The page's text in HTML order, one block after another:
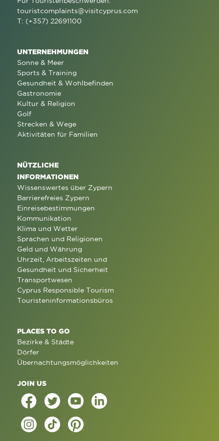
touristcomplaints@visitcyprus.com
T: (+357) 22691100
UNTERNEHMUNGEN
Sonne & Meer
Sports & Training
Gesundheit & Wohlbefinden
Gastronomie
Kultur & Religion
Golf
Strecken & Wege
Aktivitäten für Familien
NÜTZLICHE
INFORMATIONEN
Wissenswertes über Zypern
Barrierefreies Zypern
Einreisebestimmungen
Kommunikation
Klima und Wetter
Sprachen und Religionen
Geld und Währung
Uhrzeit, Arbeitszeiten und
Gesundheit und Sicherheit
Transportwesen
Cyprus Responsible Tourism
Touristeninformationsbüros
PLACES TO GO
Bezirke & Städte
Dörfer
Übernachtungsmöglichkeiten
JOIN US